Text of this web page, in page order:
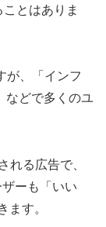
とはありま
が、「インフ
などで多くのユ
れる広告で、
ーも「いい
ます。